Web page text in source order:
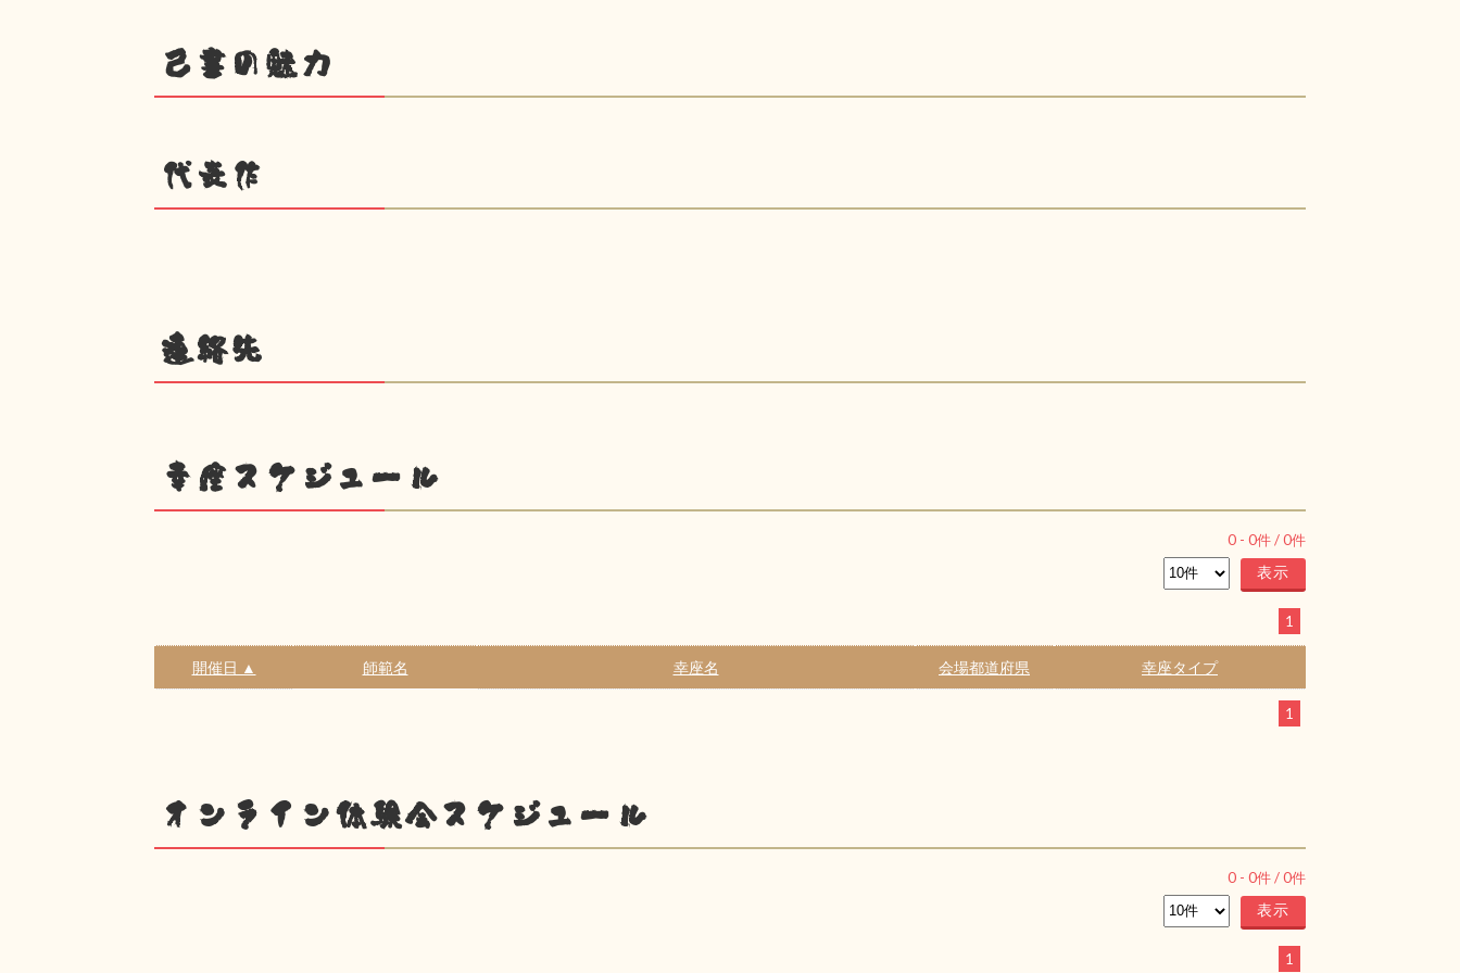
己書の魅力
代表作
連絡先
幸座スケジュール
0 - 0件 /0件
1
開催日 ▲ 師範名 幸座名 会場都道府県 幸座タイプ
1
オンライン体験会スケジュール
0 - 0件 /0件
1